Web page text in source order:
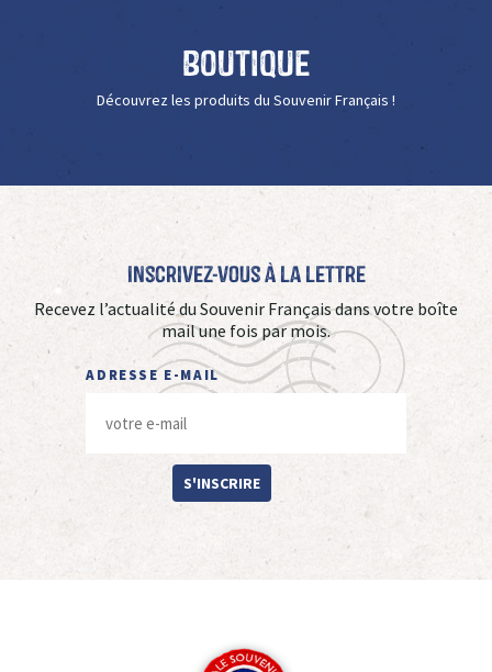
Boutique
Découvrez les produits du Souvenir Français !
Inscrivez-vous à La Lettre
Recevez l’actualité du Souvenir Français dans votre boîte
mail une fois par mois.
ADRESSE E-MAIL
S'INSCRIRE